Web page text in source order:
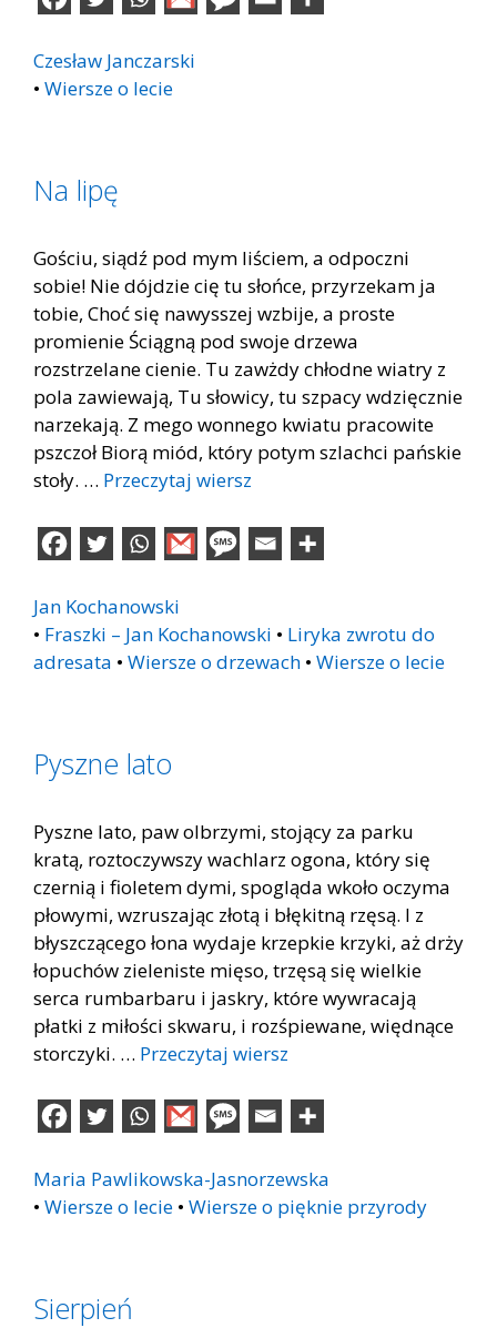
Czesław Janczarski
• Wiersze o lecie
Na lipę
Gościu, siądź pod mym liściem, a odpoczni
sobie! Nie dójdzie cię tu słońce, przyrzekam ja
tobie, Choć się nawysszej wzbije, a proste
promienie Ściągną pod swoje drzewa
rozstrzelane cienie. Tu zawżdy chłodne wiatry z
pola zawiewają, Tu słowicy, tu szpacy wdzięcznie
narzekają. Z mego wonnego kwiatu pracowite
pszczoł Biorą miód, który potym szlachci pańskie
stoły. … Przeczytaj wiersz
Jan Kochanowski
• Fraszki – Jan Kochanowski • Liryka zwrotu do
adresata • Wiersze o drzewach • Wiersze o lecie
Pyszne lato
Pyszne lato, paw olbrzymi, stojący za parku
kratą, roztoczywszy wachlarz ogona, który się
czernią i fioletem dymi, spogląda wkoło oczyma
płowymi, wzruszając złotą i błękitną rzęsą. I z
błyszczącego łona wydaje krzepkie krzyki, aż drży
łopuchów zieleniste mięso, trzęsą się wielkie
serca rumbarbaru i jaskry, które wywracają
płatki z miłości skwaru, i rozśpiewane, więdnące
storczyki. … Przeczytaj wiersz
Maria Pawlikowska-Jasnorzewska
• Wiersze o lecie • Wiersze o pięknie przyrody
Sierpień